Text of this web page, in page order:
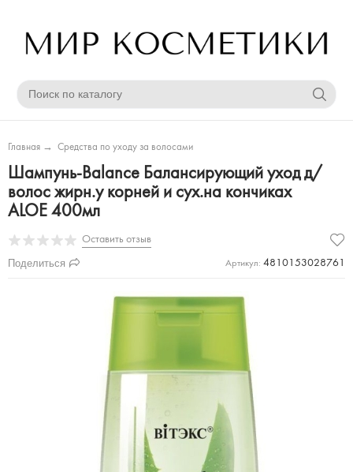
Главная → Средства по уходу за волосами
Шампунь-Balance Балансирующий уход д/
волос жирн.у корней и сух.на кончиках
ALOE 400мл
Оставить отзыв
Поделиться Артикул: 4810153028761